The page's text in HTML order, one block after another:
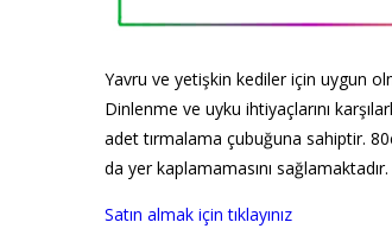
Yavru ve yetişkin kediler için uygun
Dinlenme ve uyku ihtiyaçlarını
adet tırmalama çubuğuna sahiptir.
da yer kaplamamasını sağlamaktadır.
Satın almak için tıklayınız